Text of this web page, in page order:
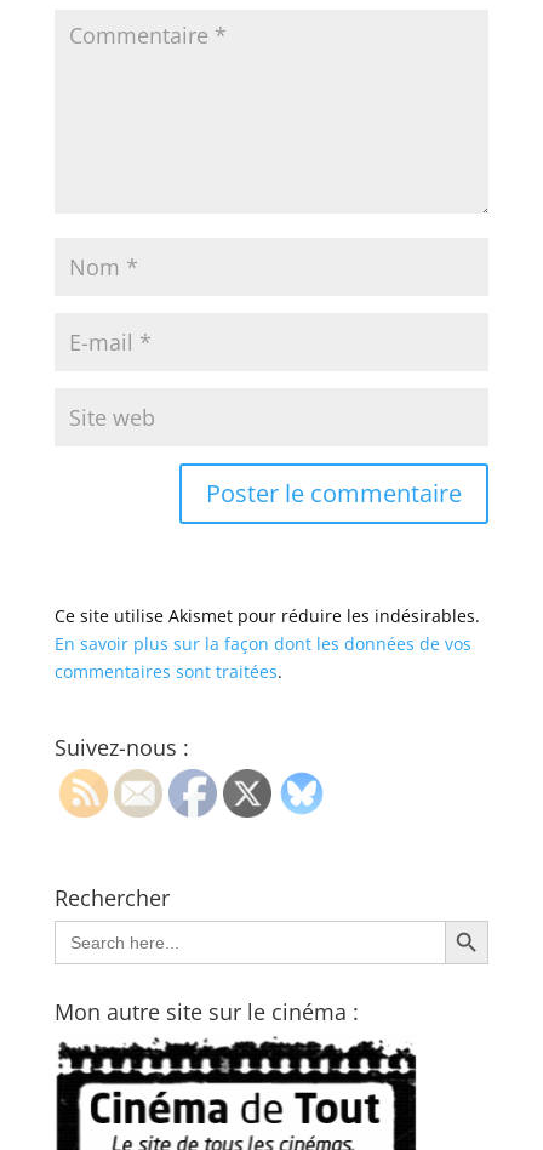
Ce site utilise Akismet pour réduire les indésirables.
En savoir plus sur la façon dont les données de vos
commentaires sont traitées.
Suivez-nous :
Rechercher
Search
for:
Search Button
Mon autre site sur le cinéma :